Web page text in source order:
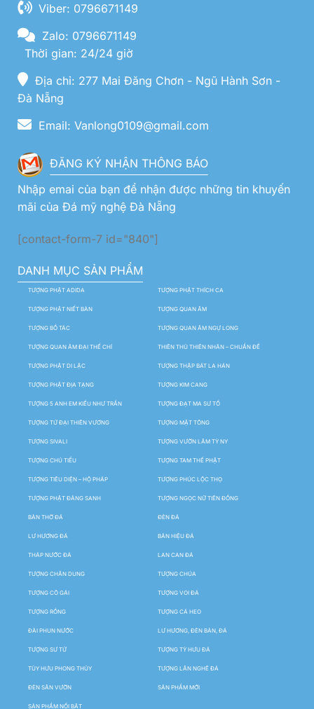
Viber: 0796671149
Zalo: 0796671149
Thời gian: 24/24 giờ
Địa chỉ: 277 Mai Đăng Chơn - Ngũ Hành Sơn -
Đà Nẵng
Email: Vanlong0109@gmail.com
ĐĂNG KÝ NHẬN THÔNG BÁO
Nhập emai của bạn để nhận được những tin khuyến
mãi của Đá mỹ nghệ Đà Nẵng
[contact-form-7 id="840"]
DANH MỤC SẢN PHẨM
TƯỢNG PHẬT ADIDA TƯỢNG PHẬT THÍCH CA
TƯỢNG PHẬT NIẾT BÀN TƯỢNG QUAN ÂM
TƯỢNG BỒ TÁC TƯỢNG QUAN ÂM NGỰ LONG
TƯỢNG QUAN ÂM ĐẠI THẾ CHÍ THIÊN THỦ THIÊN NHÃN – CHUẨN ĐỀ
TƯỢNG PHẬT DI LẶC TƯỢNG THẬP BÁT LA HÁN
TƯỢNG PHẬT ĐỊA TẠNG TƯỢNG KIM CANG
TƯỢNG 5 ANH EM KIỀU NHƯ TRẦN TƯỢNG ĐẠT MA SƯ TỔ
TƯỢNG TỨ ĐẠI THIÊN VƯƠNG TƯỢNG MẬT TÔNG
TƯỢNG SIVALI TƯỢNG VƯỜN LÂM TỲ NY
TƯỢNG CHÚ TIỂU TƯỢNG TAM THẾ PHẬT
TƯỢNG TIÊU DIỆN – HỘ PHÁP TƯỢNG PHÚC LỘC THỌ
TƯỢNG PHẬT ĐẢNG SANH TƯỢNG NGỌC NỮ TIÊN ĐỒNG
BÀN THỜ ĐÁ ĐÈN ĐÁ
LƯ HƯƠNG ĐÁ BẢN HIỆU ĐÁ
THÁP NƯỚC ĐÁ LAN CAN ĐÁ
TƯỢNG CHÂN DUNG TƯỢNG CHÚA
TƯỢNG CÔ GÁI TƯỢNG VOI ĐÁ
TƯỢNG RỒNG TƯỢNG CÁ HEO
ĐÀI PHUN NƯỚC LƯ HƯƠNG, ĐÈN BÀN, ĐÁ
TƯỢNG SƯ TỬ TƯỢNG TỲ HƯU ĐÁ
TÙY HƯU PHONG THỦY TƯỢNG LÂN NGHÊ ĐÁ
ĐÈN SÂN VƯỜN SẢN PHẨM MỚI
SẢN PHẨM NỔI BẬT